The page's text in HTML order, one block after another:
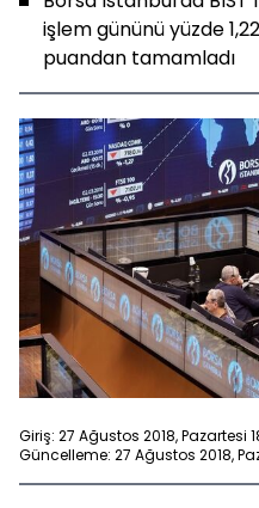
işlem gününü yüzde
puandan tamamladı
Giriş: 27 Ağustos 2018, Pazartesi
Güncelleme: 27 Ağustos 2018,